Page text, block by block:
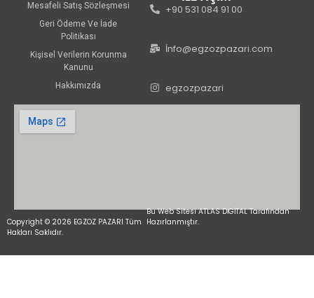
Mesafeli Satış Sözleşmesi
Geri Ödeme Ve İade
Politikası
Kişisel Verilerin Korunma
Kanunu
Hakkımızda
+90 531 084 91 00
İnfo@egzozpazari.com
egzozpazari
Copyright © 2026 EGZOZ PAZARI Tüm
Hakları Saklıdır.
Bu Web Sitesi ATLAS DİGİTAL Tarafından
Hazırlanmıştır.